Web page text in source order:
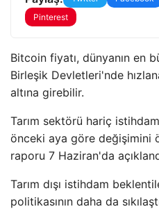
Pinterest
Bitcoin fiyatı, dünyanın en
Birleşik Devletleri'nde
altına girebilir.
Tarım sektörü hariç
önceki aya göre değişimini
raporu 7 Haziran'da
Tarım dışı istihdam
politikasının daha da